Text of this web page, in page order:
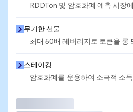
RDDTon 및 암호화폐 예측 시장
무기한 선물
최대 50배 레버리지로 토큰을 롱
스테이킹
암호화폐를 운용하여 소극적 소